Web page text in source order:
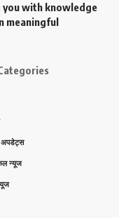
you with knowledge
meaningful
अपडेट्स
न्यूज